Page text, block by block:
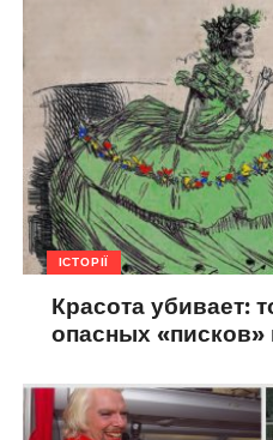
ІСТОРІЇ
Красота убивает:
опасных